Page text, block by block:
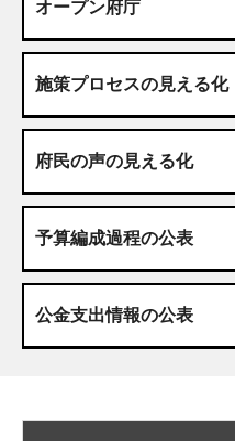
オープン府庁
施策プロセスの見える化
府民の声の見える化
予算編成過程の公表
公金支出情報の公表